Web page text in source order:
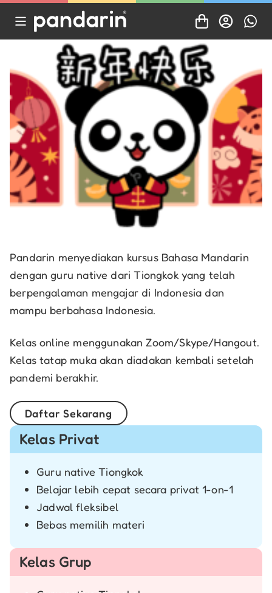
Pandarin menyediakan kursus Bahasa Mandarin
dengan guru native dari Tiongkok yang telah
berpengalaman mengajar di Indonesia dan
mampu berbahasa Indonesia.
Kelas online menggunakan Zoom/Skype/Hangout.
Kelas tatap muka akan diadakan kembali setelah
pandemi berakhir.
Daftar Sekarang
Kelas Privat
Guru native Tiongkok
Belajar lebih cepat secara privat 1-on-1
Jadwal fleksibel
Bebas memilih materi
Kelas Grup